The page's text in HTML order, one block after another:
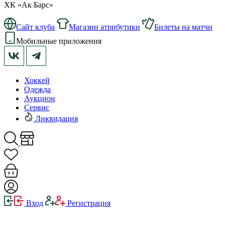
ХК «Ак Барс»
Сайт клуба Магазин атрибутики
Билеты на матчи
Мобильные приложения
Хоккей
Одежда
Аукцион
Сервис
Ликвидация
Вход Регистрация